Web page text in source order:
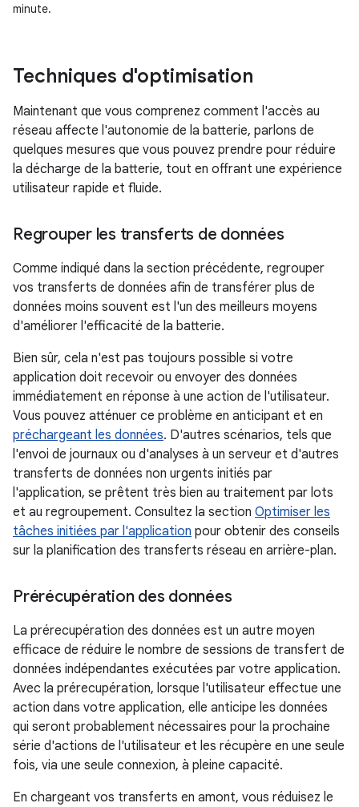
minute.
Techniques d'optimisation
Maintenant que vous comprenez comment l'accès au
réseau affecte l'autonomie de la batterie, parlons de
quelques mesures que vous pouvez prendre pour réduire
la décharge de la batterie, tout en offrant une expérience
utilisateur rapide et fluide.
Regrouper les transferts de données
Comme indiqué dans la section précédente, regrouper
vos transferts de données afin de transférer plus de
données moins souvent est l'un des meilleurs moyens
d'améliorer l'efficacité de la batterie.
Bien sûr, cela n'est pas toujours possible si votre
application doit recevoir ou envoyer des données
immédiatement en réponse à une action de l'utilisateur.
Vous pouvez atténuer ce problème en anticipant et en
préchargeant les données. D'autres scénarios, tels que
l'envoi de journaux ou d'analyses à un serveur et d'autres
transferts de données non urgents initiés par
l'application, se prêtent très bien au traitement par lots
et au regroupement. Consultez la section Optimiser les
tâches initiées par l'application pour obtenir des conseils
sur la planification des transferts réseau en arrière-plan.
Prérécupération des données
La prérecupération des données est un autre moyen
efficace de réduire le nombre de sessions de transfert de
données indépendantes exécutées par votre application.
Avec la prérecupération, lorsque l'utilisateur effectue une
action dans votre application, elle anticipe les données
qui seront probablement nécessaires pour la prochaine
série d'actions de l'utilisateur et les récupère en une seule
fois, via une seule connexion, à pleine capacité.
En chargeant vos transferts en amont, vous réduisez le